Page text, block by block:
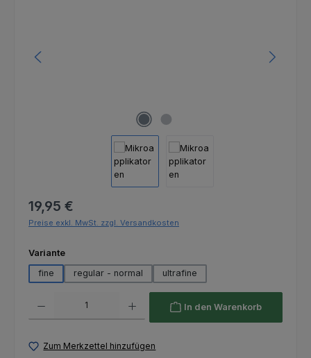
Regulärer Preis:
19,95 €
Preise exkl. MwSt. zzgl. Versandkosten
Varianteauswählen
fine
regular - normal ultrafine
In den Warenkorb
Zum Merkzettel hinzufügen